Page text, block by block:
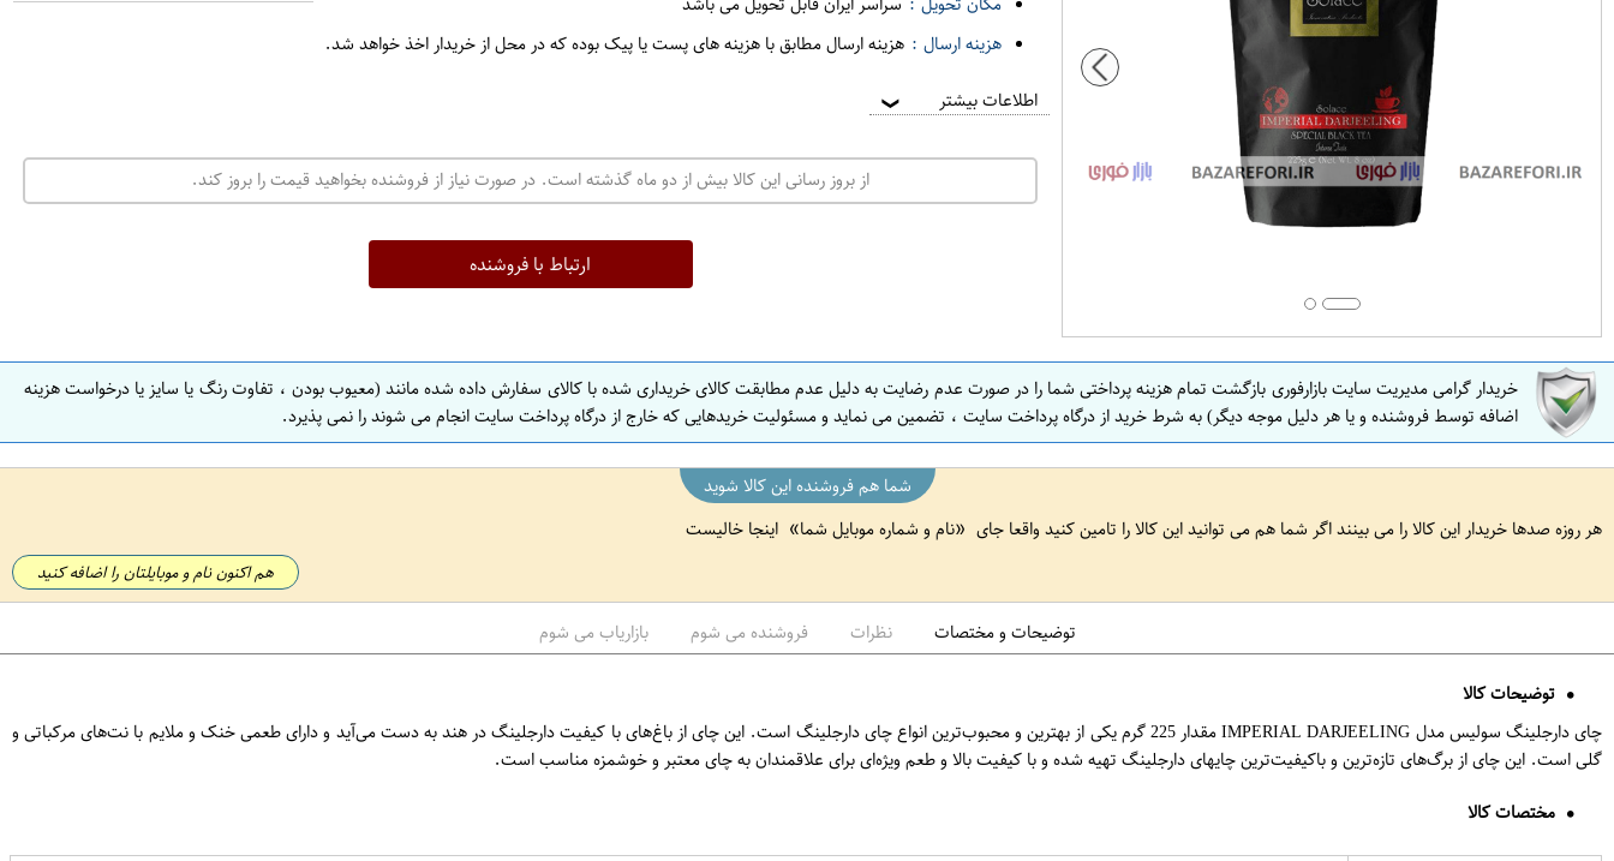
ر
و
ت
ه
ن
ص
ف
ه
ا
ف
هزینه ارسال : هزینه ارسال مطابق با هزینه های پست یا پیک بوده که در محل از خریدار اخذ خواهد شد.
اطلاعات بیشتر ❯
از بروز رسانی این کالا بیش از دو ماه گذشته است. در صورت نیاز از فروشنده بخواهید قیمت را بروز کند.
ارتباط با فروشنده
خریدار گرامی مدیریت سایت بازارفوری بازگشت تمام هزینه پرداختی شما را در صورت عدم رضایت به دلیل عدم مطابقت کالای خریداری شده با کالای سفارش داده شده مانند (معیوب بودن ، تفاوت رنگ یا سایز یا درخواست هزینه
اضافه توسط فروشنده و یا هر دلیل موجه دیگر) به شرط خرید از درگاه پرداخت سایت ، تضمین می نماید و مسئولیت خریدهایی که خارج از درگاه پرداخت سایت انجام می شوند را نمی پذیرد.
شما هم فروشنده این کالا شوید
هر روزه صدها خریدار این کالا را می بینند اگر شما هم می توانید این کالا را تامین کنید واقعا جای
نام و شماره موبایل شما اینجا خالیست
هم اکنون نام و موبایلتان را اضافه کنید
توضیحات و مختصات نظرات فروشنده می شوم بازاریاب می شوم
توضیحات کالا
چای دارجلینگ سولیس مدل IMPERIAL DARJEELING مقدار 225 گرم یکی از بهترین و محبوب‌ترین انواع چای دارجلینگ است. این چای از باغ‌های با کیفیت دارجلینگ در هند به دست می‌آید و دارای طعمی خنک و ملایم با نت‌های مرکباتی و
گلی است. این چای از برگ‌های تازه‌ترین و باکیفیت‌ترین چایهای دارجلینگ تهیه شده و با کیفیت بالا و طعم ویژه‌ای برای علاقمندان به چای معتبر و خوشمزه مناسب است.
مختصات کالا